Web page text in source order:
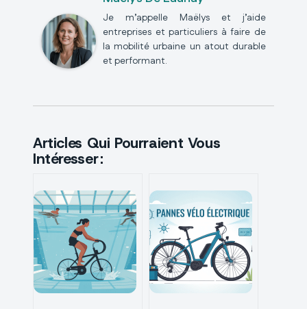
Je m’appelle Maëlys et j’aide
entreprises et particuliers à faire de
la mobilité urbaine un atout durable
et performant.
Articles Qui Pourraient Vous
Intéresser :